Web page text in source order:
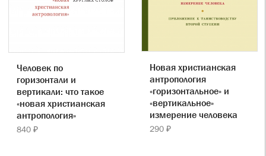
Человек по
горизонтали и
вертикали: что такое
«новая христианская
антропология»
840 ₽
Новая христианская
антропология
«горизонтальное» и
«вертикальное»
измерение человека
290 ₽